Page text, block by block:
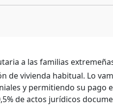
a las familias
de vivienda habitual. Lo
y permitiendo su pago
de actos jurídicos